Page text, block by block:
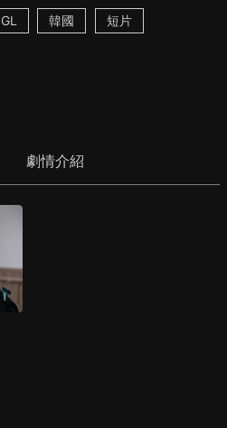
GL 韓國 短片
劇情介紹